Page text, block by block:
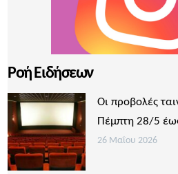
Ροή Ειδήσεων
Οι προβολές
Πέμπτη 28/5
26 Μαΐου 2026